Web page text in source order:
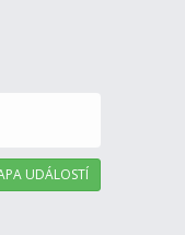
UDÁLOSTÍ